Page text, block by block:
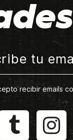
recibir emails